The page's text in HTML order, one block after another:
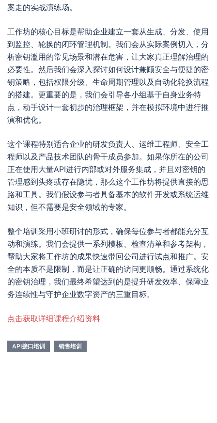
案走的实战演练场。
工作坊的核心目标是帮助企业建立一套从生成、分发、使用
到监控、轮换的闭环管理机制。我们会从实际案例切入，分
析密钥滥用的常见场景和潜在危害，让大家真正理解治理的
必要性。然后我们会深入探讨如何设计兼顾安全与便捷的密
钥策略，包括权限分级、生命周期管理以及自动化轮换流程
的搭建。更重要的是，我们会引导各小组基于自身业务特
点，动手设计一套初步的治理框架，并在模拟环境中进行推
演和优化。
这个课程特别适合企业的研发负责人、运维工程师、安全工
程师以及产品技术团队的骨干成员参加。如果你所在的公司
正在使用大量API进行内部或对外服务集成，并且对密钥的
管理感到头疼或存在隐忧，那么这个工作坊将提供直接的思
路和工具。我们假设参与者具备基本的软件开发或系统运维
知识，但不需要是安全领域的专家。
整个培训采用小班研讨的形式，确保每位参与者都能充分互
动和演练。我们会提供一系列模板、检查清单和参考架构，
帮助大家将工作坊的成果快速带回公司进行试点和推广。安
全的本质不是限制，而是让正确的访问更顺畅。通过系统化
的密钥治理，我们最终希望达到的是提升研发效率、保障业
务连续性与守护企业数字资产的三重目标。
点击获取详细课程介绍资料
API接口培训 销售培训